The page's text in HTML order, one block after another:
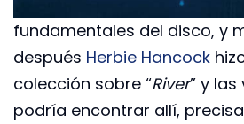
fundamentales del disco, y
después Herbie Hancock
colección sobre “River” y
podría encontrar allí,